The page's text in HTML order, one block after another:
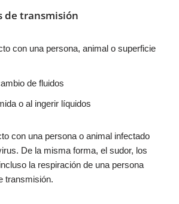
de transmisión
con una persona, animal o superficie
de fluidos
o al ingerir líquidos
con una persona o animal infectado
De la misma forma, el sudor, los
la respiración de una persona
transmisión.